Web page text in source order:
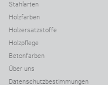
Stahlarten
Holzfarben
Holzersatzstoffe
Holzpflege
Betonfarben
Über uns
Datenschutzbestimmungen